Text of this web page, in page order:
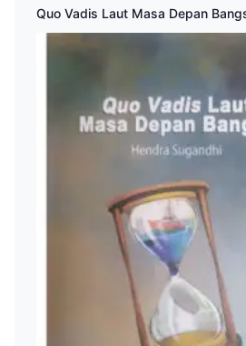
Quo Vadis Laut Masa Depan